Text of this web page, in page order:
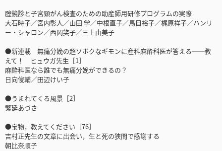
腟鏡診と子宮頸がん検査のための助産師用研修プログラムの実際
大石時子／宮内彰人／山田 学／中根直子／馬目裕子／梶原祥子／ハンリ
ー・シャロン／西岡笑子／三上由美子
●新連載 無痛分娩の超ソボクなギモンに産科麻酔科医が答える──教
えて！ ヒュウガ先生［1］
麻酔科医なら誰でも無痛分娩ができるの？
日向俊輔／田辺けい子
●うまれてくる風景［2］
繁延あづさ
●宝物，教えてください［76］
吉村正先生の文章に出会い，生と死の狭間で感謝する
朝比奈順子